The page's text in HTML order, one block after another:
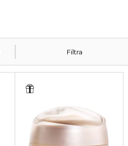
Filtra